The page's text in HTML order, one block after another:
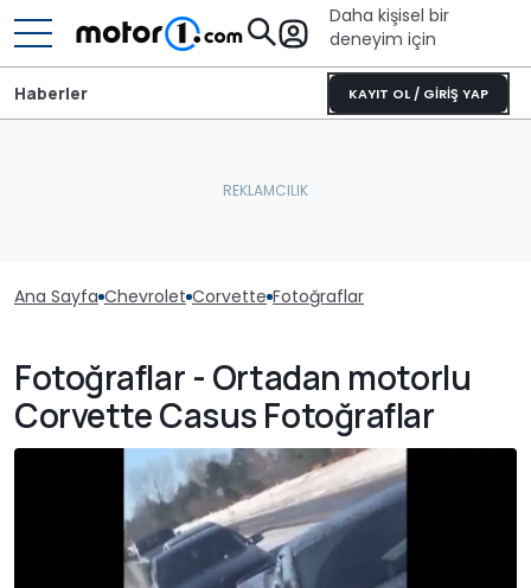
Daha kişisel bir
deneyim için
KAYIT OL / GİRİŞ YAP
Haberler
Ana Sayfa Chevrolet Corvette Fotoğraflar
Fotoğraflar - Ortadan motorlu
Corvette Casus Fotoğraflar